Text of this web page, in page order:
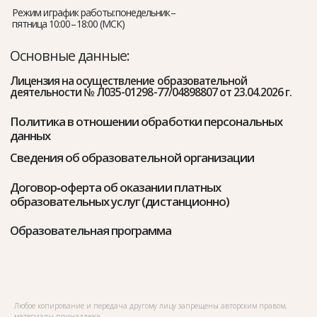
Любое копирование и передача другому лицу запрещены авторским правом,